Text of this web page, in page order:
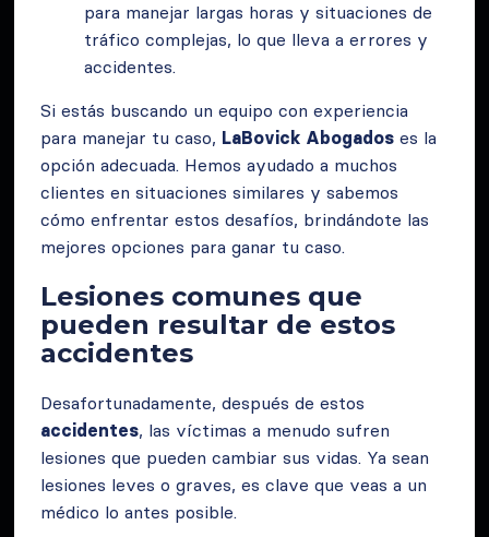
para manejar largas horas y situaciones de
tráfico complejas, lo que lleva a errores y
accidentes.
Si estás buscando un equipo con experiencia
para manejar tu caso, LaBovick Abogados es la
opción adecuada. Hemos ayudado a muchos
clientes en situaciones similares y sabemos
cómo enfrentar estos desafíos, brindándote las
mejores opciones para ganar tu caso.
Lesiones comunes que
pueden resultar de estos
accidentes
Desafortunadamente, después de estos
accidentes, las víctimas a menudo sufren
lesiones que pueden cambiar sus vidas. Ya sean
lesiones leves o graves, es clave que veas a un
médico lo antes posible.